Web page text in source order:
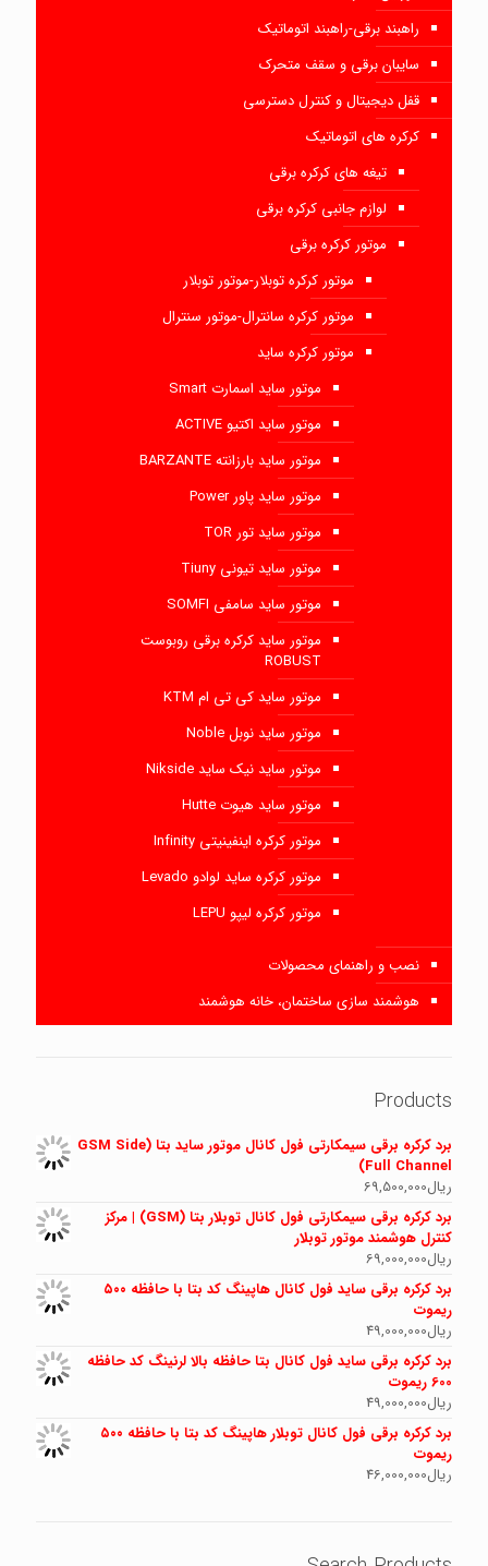
راهبند برقی-راهبند اتوماتیک
سایبان برقی و سقف متحرک
قفل دیجیتال و کنترل دسترسی
کرکره های اتوماتیک
تیغه های کرکره برقی
لوازم جانبی کرکره برقی
موتور کرکره برقی
موتور کرکره توبلار-موتور توبلار
موتور کرکره سانترال-موتور سنترال
موتور کرکره ساید
موتور ساید اسمارت Smart
موتور ساید اکتیو ACTIVE
موتور ساید بارزانته BARZANTE
موتور ساید پاور Power
موتور ساید تور TOR
موتور ساید تیونی Tiuny
موتور ساید سامفی SOMFI
موتور ساید کرکره برقی روبوست
ROBUST
موتور ساید کی تی ام KTM
موتور ساید نوبل Noble
موتور ساید نیک ساید Nikside
موتور ساید هیوت Hutte
موتور کرکره اینفینیتی Infinity
موتور کرکره ساید لوادو Levado
موتور کرکره لیپو LEPU
نصب و راهنمای محصولات
هوشمند سازی ساختمان، خانه هوشمند
Products
برد کرکره برقی سیمکارتی فول کانال موتور ساید بتا (GSM Side
Full Channel)
ریال69,500,000
برد کرکره برقی سیمکارتی فول کانال توبلار بتا (GSM) | مرکز
کنترل هوشمند موتور توبلار
ریال69,000,000
برد کرکره برقی ساید فول کانال هاپینگ کد بتا با حافظه ۵۰۰
ریموت
ریال49,000,000
برد کرکره برقی ساید فول کانال بتا حافظه بالا لرنینگ کد حافظه
600 ریموت
ریال49,000,000
برد کرکره برقی فول کانال توبلار هاپینگ کد بتا با حافظه ۵۰۰
ریموت
ریال46,000,000